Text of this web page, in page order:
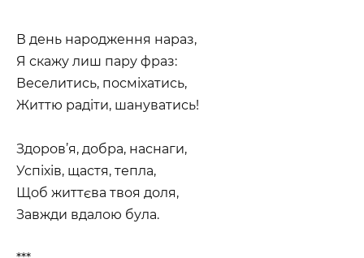
В день народження нараз,
Я скажу лиш пару фраз:
Веселитись, посміхатись,
Життю радіти, шануватись!
Здоров’я, добра, наснаги,
Успіхів, щастя, тепла,
Щоб життєва твоя доля,
Завжди вдалою була.